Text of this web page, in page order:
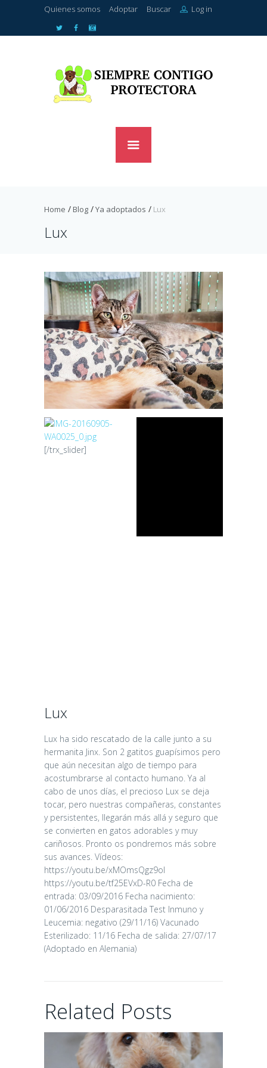
Quienes somos Adoptar Buscar Log in
Home Blog Ya adoptados Lux
Lux
[/trx_slider]
Lux
Lux ha sido rescatado de la calle junto a su
hermanita Jinx. Son 2 gatitos guapísimos pero
que aún necesitan algo de tiempo para
acostumbrarse al contacto humano. Ya al
cabo de unos días, el precioso Lux se deja
tocar, pero nuestras compañeras, constantes
y persistentes, llegarán más allá y seguro que
se convierten en gatos adorables y muy
cariñosos. Pronto os pondremos más sobre
sus avances. Vídeos:
https://youtu.be/xMOmsQgz9oI
https://youtu.be/tf25EVxD-R0 Fecha de
entrada: 03/09/2016 Fecha nacimiento:
01/06/2016 Desparasitada Test Inmuno y
Leucemia: negativo (29/11/16) Vacunado
Esterilizado: 11/16 Fecha de salida: 27/07/17
(Adoptado en Alemania)
Related Posts
CANDY
16/06/2026
02/06/2026